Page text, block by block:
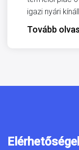
igazi nyári
Tovább